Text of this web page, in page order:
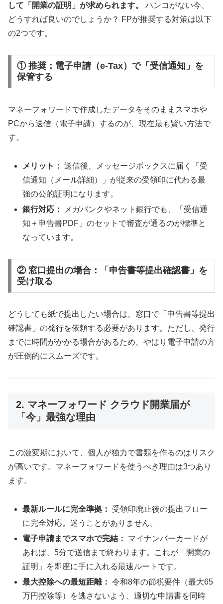
して「開業の証明」が求められます。
ハンコがない今、
どうすれば良いのでしょうか？ FPが推奨する対策は以下
の2つです。
① 推奨：電子申請（e-Tax）で「受信通知」を
保管する
マネーフォワードで作成したデータをそのままスマホや
PCから送信（電子申請）するのが、現在最も賢い方法で
す。
メリット： 送信後、メッセージボックスに届く「受
信通知（メール詳細）」が従来の受領印に代わる最
強の公的証明になります。
銀行対応：
メガバンクやネット銀行でも、「受信通
知＋申告書PDF」のセットで審査が通るのが標準と
なっています。
② 窓口提出の場合：「申告書等提出確認書」を
受け取る
どうしても紙で提出したい場合は、窓口で「申告書等提出
確認書」の発行を依頼する必要があります。ただし、発行
までに時間がかかる場合があるため、やはり電子申請の方
が圧倒的にスムーズです。
2. マネーフォワード クラウド開業届が
「今」最強な理由
この激変期において、個人が独力で書類を作るのはリスク
が高いです。マネーフォワードを使うべき理由は3つあり
ます。
最新ルールに完全準拠：
受領印廃止後の提出フロー
に完全対応。迷うことがありません。
電子申請までスマホで完結：
マイナンバーカードが
あれば、5分で送信まで終わります。これが「開業の
証明」を即座に手に入れる最速ルートです。
最大控除への最短距離： 令和8年の節税要件（最大65
万円控除等）を逃さないよう、適切な申請書を同時